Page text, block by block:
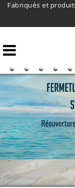
Fabriqués et